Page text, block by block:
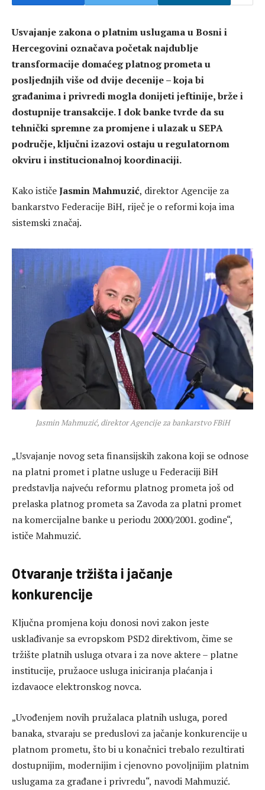
Usvajanje zakona o platnim uslugama u Bosni i
Hercegovini označava početak najdublje
transformacije domaćeg platnog prometa u
posljednjih više od dvije decenije – koja bi
građanima i privredi mogla donijeti jeftinije, brže i
dostupnije transakcije. I dok banke tvrde da su
tehnički spremne za promjene i ulazak u SEPA
područje, ključni izazovi ostaju u regulatornom
okviru i institucionalnoj koordinaciji.
Kako ističeJasmin Mahmuzić, direktor Agencije za
bankarstvo Federacije BiH, riječ je o reformi koja ima
sistemski značaj.
Jasmin Mahmuzić, direktor Agencije za bankarstvo FBiH
„Usvajanje novog seta finansijskih zakona koji se odnose
na platni promet i platne usluge u Federaciji BiH
predstavlja najveću reformu platnog prometa još od
prelaska platnog prometa sa Zavoda za platni promet
na komercijalne banke u periodu 2000/2001. godine“,
ističe Mahmuzić.
Otvaranje tržišta i jačanje
konkurencije
Ključna promjena koju donosi novi zakon jeste
usklađivanje sa evropskom PSD2 direktivom, čime se
tržište platnih usluga otvara i za nove aktere – platne
institucije, pružaoce usluga iniciranja plaćanja i
izdavaoce elektronskog novca.
„Uvođenjem novih pružalaca platnih usluga, pored
banaka, stvaraju se preduslovi za jačanje konkurencije u
platnom prometu, što bi u konačnici trebalo rezultirati
dostupnijim, modernijim i cjenovno povoljnijim platnim
uslugama za građane i privredu“, navodi Mahmuzić.